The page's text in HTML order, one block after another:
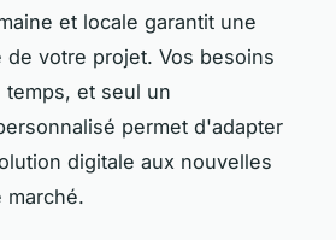
et locale garantit une
de votre projet. Vos besoins
et seul un
permet d'adapter
digitale aux nouvelles
marché.